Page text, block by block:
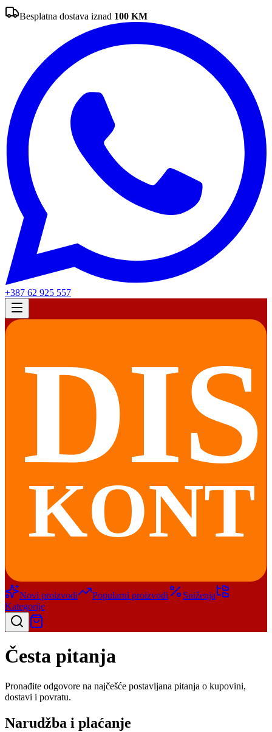
Besplatna dostava iznad 100 KM
+387 62 925 557
Novi proizvodi Popularni proizvodi
Sniženja
Kategorije
Česta pitanja
Pronađite odgovore na najčešće postavljana pitanja o kupovini,
dostavi i povratu.
Narudžba i plaćanje